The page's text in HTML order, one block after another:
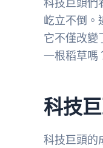
科技巨頭們
屹立不倒。
它不僅改變
一根稻草嗎
科技
科技巨頭的